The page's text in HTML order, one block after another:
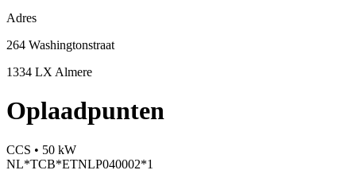
Adres
264 Washingtonstraat
1334 LX Almere
Oplaadpunten
CCS • 50 kW
NL*TCB*ETNLP040002*1